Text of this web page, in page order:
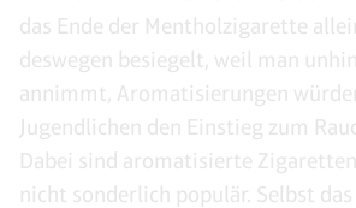
das Ende der Mentholzigarette
deswegen besiegelt, weil man
annimmt, Aromatisierungen
Jugendlichen den Einstieg zum
Dabei sind aromatisierte
nicht sonderlich populär. Selbst